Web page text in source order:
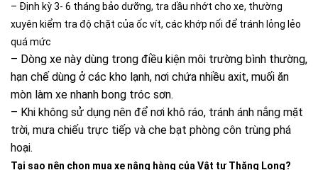
– Định kỳ 3- 6 tháng bảo dưỡng, tra dầu nhớt cho xe, thường
xuyên kiểm tra độ chặt của ốc vít, các khớp nối để tránh lỏng lẻo
quá mức
– Dòng xe này dùng trong điều kiện môi trường bình thường,
hạn chế dùng ở các kho lạnh, nơi chứa nhiều axit, muối ăn
mòn làm xe nhanh bong tróc sơn.
– Khi không sử dụng nên để nơi khô ráo, tránh ánh nắng mặt
trời, mưa chiếu trực tiếp và che bạt phòng côn trùng phá
hoại.
Tại sao nên chọn mua xe nâng hàng của Vật tư Thăng Long?